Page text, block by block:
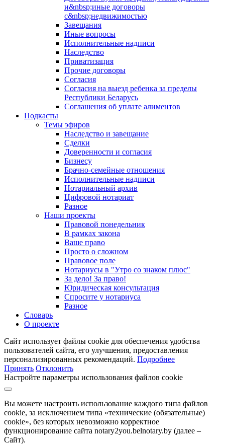
и&nbsp;иные договоры
с&nbsp;недвижимостью
Завещания
Иные вопросы
Исполнительные надписи
Наследство
Приватизация
Прочие договоры
Согласия
Согласия на выезд ребенка за пределы
Республики Беларусь
Соглашения об уплате алиментов
Подкасты
Темы эфиров
Наследство и завещание
Сделки
Доверенности и согласия
Бизнесу
Брачно-семейные отношения
Исполнительные надписи
Нотариальный архив
Цифровой нотариат
Разное
Наши проекты
Правовой понедельник
В рамках закона
Ваше право
Просто о сложном
Правовое поле
Нотариусы в "Утро со знаком плюс"
За дело! За право!
Юридическая консультация
Спросите у нотариуса
Разное
Словарь
О проекте
Сайт использует файлы cookie для обеспечения удобства
пользователей сайта, его улучшения, предоставления
персонализированных рекомендаций. Подробнее
Принять Отклонить
Настройте параметры использования файлов cookie
Вы можете настроить использование каждого типа файлов
cookie, за исключением типа «технические (обязательные)
cookie», без которых невозможно корректное
функционирование сайта notary2you.belnotary.by (далее –
Сайт).